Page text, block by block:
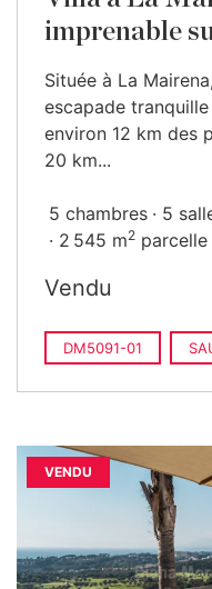
imprenable
Située à La
escapade
environ 12 km des
20 km...
5 chambres 5
2 545 m2 parcelle
Vendu
DM5091-01
VENDU